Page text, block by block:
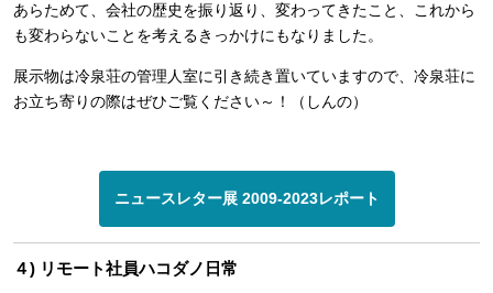
あらためて、会社の歴史を振り返り、変わってきたこと、これから
も変わらないことを考えるきっかけにもなりました。
展示物は冷泉荘の管理人室に引き続き置いていますので、冷泉荘に
お立ち寄りの際はぜひご覧ください～！（しんの）
ニュースレター展 2009-2023レポート
４) リモート社員ハコダノ日常